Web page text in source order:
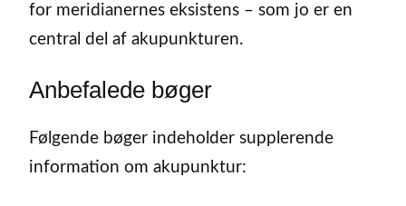
for meridianernes eksistens – som jo er en
central del af akupunkturen.
Anbefalede bøger
Følgende bøger indeholder supplerende
information om akupunktur: